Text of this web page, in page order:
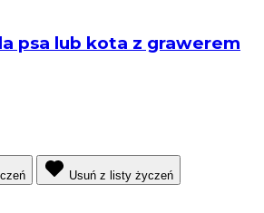
psa lub kota z grawerem
Usuń z listy życzeń